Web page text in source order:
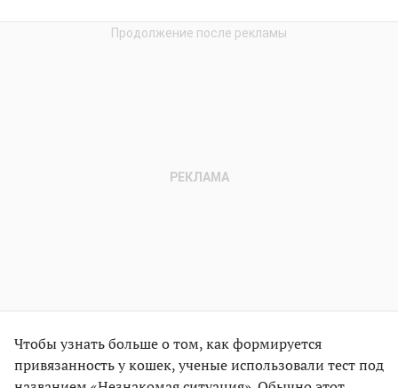
Чтобы узнать больше о том, как формируется
привязанность у кошек, ученые использовали тест под